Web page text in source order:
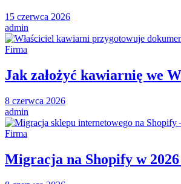
15 czerwca 2026
admin
Firma
Jak założyć kawiarnię we
8 czerwca 2026
admin
Firma
Migracja na Shopify w